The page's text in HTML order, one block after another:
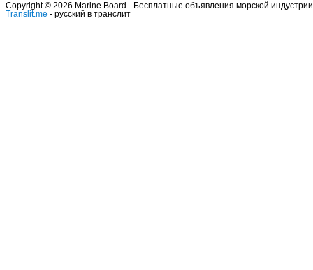
Copyright © 2026 Marine Board - Бесплатные объявления морской индустрии
Translit.me - русский в транслит